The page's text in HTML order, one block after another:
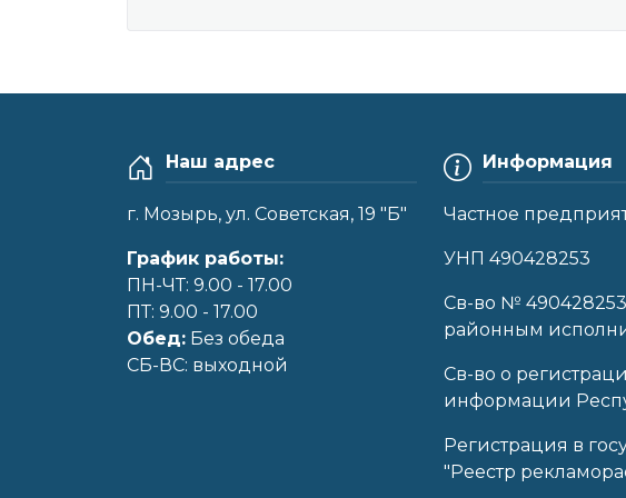
Наш адрес
г. Мозырь, ул. Советская, 19 "Б"
График работы:
ПН-ЧТ: 9.00 - 17.00
ПТ: 9.00 - 17.00
Обед: Без обеда
CБ-ВС: выходной
Информация
Частное
УНП 490428253
Cв-во №
районным
Св-во о
информации
Регистрация в
"Реестр